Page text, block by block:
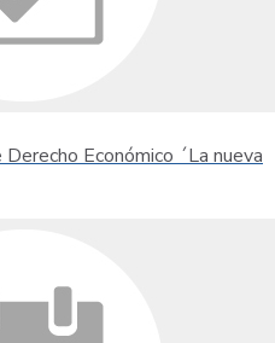
Económico ´La nueva